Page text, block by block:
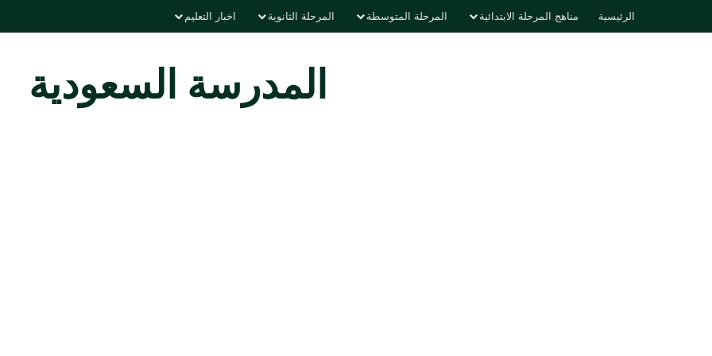
الرئيسية مناهج المرحلة الابتدائية المرحلة المتوسطة المرحلة الثانوية اخبار التعليم
المدرسة السعودية